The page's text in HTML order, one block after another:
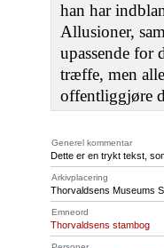
han har
Allusioner,
upassende for
træffe, men
offentliggjøre
Generel kommentar
Dette er en trykt tekst,
Arkivplacering
Thorvaldsens Museums
Emneord
Thorvaldsens stambog